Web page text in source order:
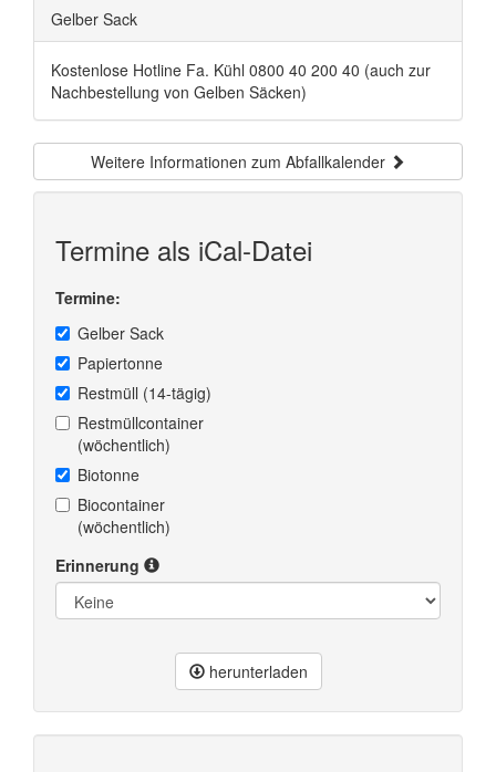
Gelber Sack
Kostenlose Hotline Fa. Kühl 0800 40 200 40 (auch zur
Nachbestellung von Gelben Säcken)
Weitere Informationen zum Abfallkalender
Termine als iCal-Datei
Termine:
Gelber Sack
Papiertonne
Restmüll (14-tägig)
Restmüllcontainer
(wöchentlich)
Biotonne
Biocontainer
(wöchentlich)
Erinnerung
herunterladen